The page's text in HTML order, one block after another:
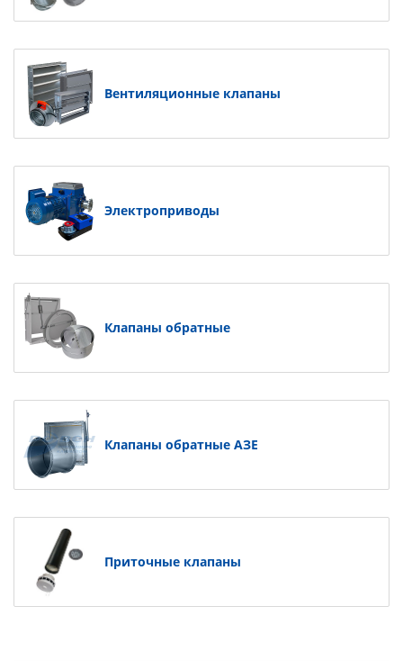
Вентиляционные клапаны
Электроприводы
Клапаны обратные
Клапаны обратные АЗЕ
Приточные клапаны